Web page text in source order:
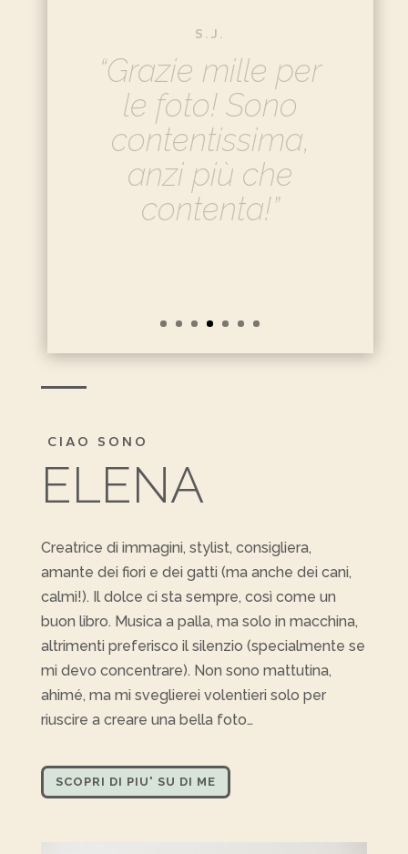
A.K.
“Wowwww! I just
had a first peek
and just wow!”
CIAO SONO
ELENA
Creatrice di immagini, stylist, consigliera,
amante dei fiori e dei gatti (ma anche dei cani,
calmi!). Il dolce ci sta sempre, così come un
buon libro. Musica a palla, ma solo in macchina,
altrimenti preferisco il silenzio (specialmente se
mi devo concentrare). Non sono mattutina,
ahimé, ma mi sveglierei volentieri solo per
riuscire a creare una bella foto…
SCOPRI DI PIU' SU DI ME